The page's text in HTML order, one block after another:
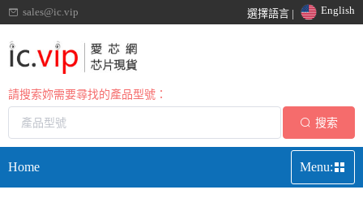
sales@ic.vip 選擇語言 | English
請搜索妳需要尋找的產品型號：
搜索
Home Menu: